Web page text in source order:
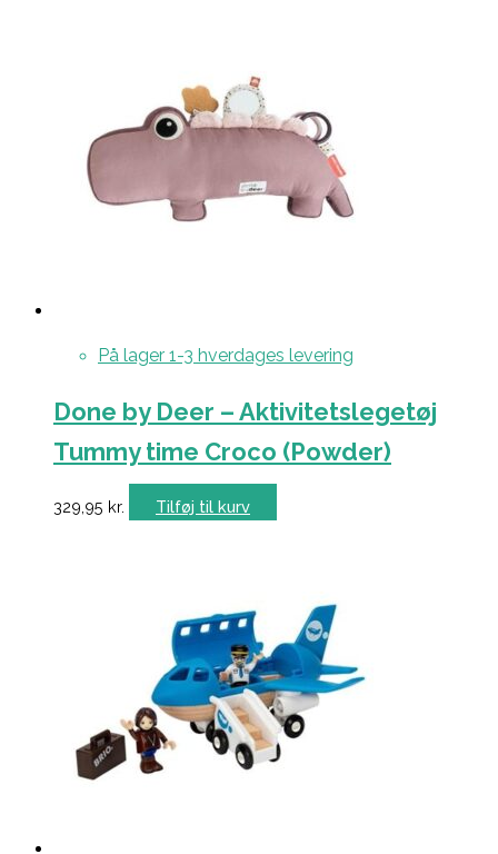
På lager 1-3 hverdages levering
Done by Deer – Aktivitetslegetøj
Tummy time Croco (Powder)
329,95 kr. Tilføj til kurv